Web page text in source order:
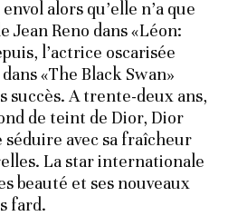
alors qu’elle n’a que
Jean Reno dans «Léon:
l’actrice oscarisée
«The Black Swan»
succès. A trente-deux ans,
de teint de Dior, Dior
avec sa fraîcheur
La star internationale
beauté et ses nouveaux
fard.